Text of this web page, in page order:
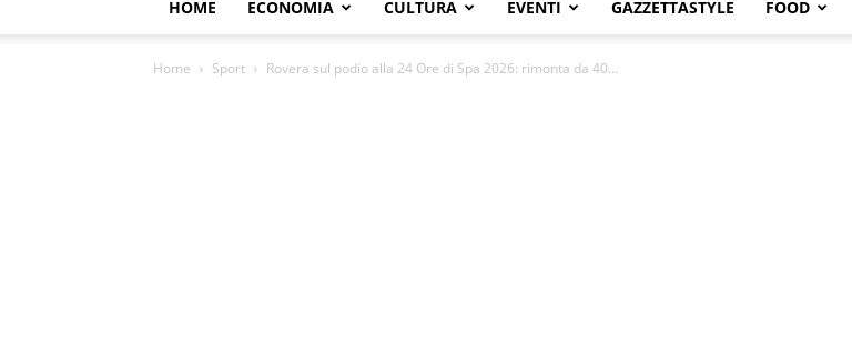
HOME ECONOMIA CULTURA EVENTI GAZZETTASTYLE FOOD
Home Sport Rovera sul podio alla 24 Ore di Spa 2026: rimonta da 40...